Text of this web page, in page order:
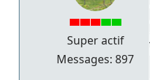
Super actif
Messages: 897